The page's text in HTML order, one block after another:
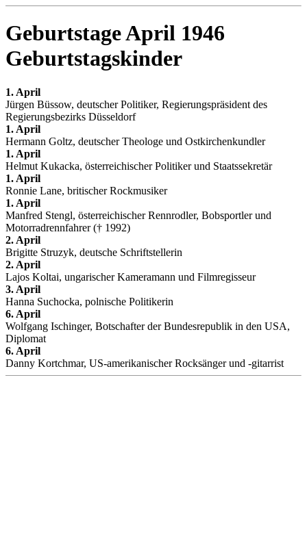
Geburtstage April 1946
Geburtstagskinder
1. April
Jürgen Büssow, deutscher Politiker, Regierungspräsident des
Regierungsbezirks Düsseldorf
1. April
Hermann Goltz, deutscher Theologe und Ostkirchenkundler
1. April
Helmut Kukacka, österreichischer Politiker und Staatssekretär
1. April
Ronnie Lane, britischer Rockmusiker
1. April
Manfred Stengl, österreichischer Rennrodler, Bobsportler und
Motorradrennfahrer († 1992)
2. April
Brigitte Struzyk, deutsche Schriftstellerin
2. April
Lajos Koltai, ungarischer Kameramann und Filmregisseur
3. April
Hanna Suchocka, polnische Politikerin
6. April
Wolfgang Ischinger, Botschafter der Bundesrepublik in den USA,
Diplomat
6. April
Danny Kortchmar, US-amerikanischer Rocksänger und -gitarrist